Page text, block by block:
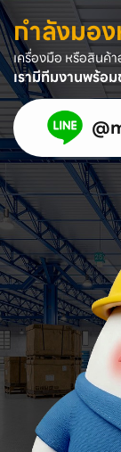
กำลังมอ
เครื่องมือ หรือสินค้
เรามีทีมงานพร้อ